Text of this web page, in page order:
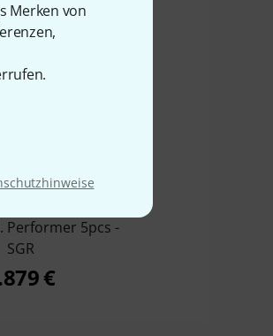
Merken von
Performer 5pcs -
SGR
€